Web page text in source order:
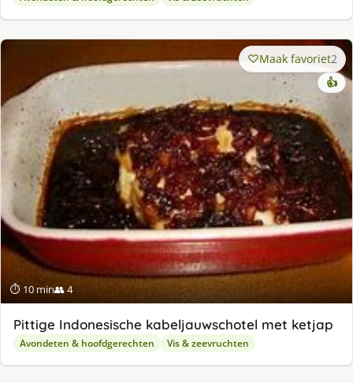
⏱ 10 min👥 4
Maak favoriet2
👍
Pittige Indonesische kabeljauwschotel met ketjap
Avondeten & hoofdgerechten Vis & zeevruchten